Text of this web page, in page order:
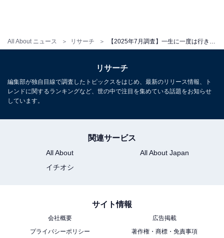
All About ニュース リサーチ
リサーチ
編集部が独自目線で調査したトピックスをはじめ、最新のリリース情報、ト
レンドに関するランキングなど、世の中で注目を集めている話題をお知らせ
しています。
関連サービス
All About
All About Japan
イチオシ
サイト情報
会社概要
広告掲載
プライバシーポリシー
著作権・商標・免責事項